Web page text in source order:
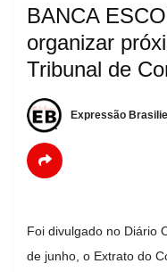
BANCA
organizar
Tribunal de
Expressão
Foi divulgado no Diário
de junho, o Extrato do